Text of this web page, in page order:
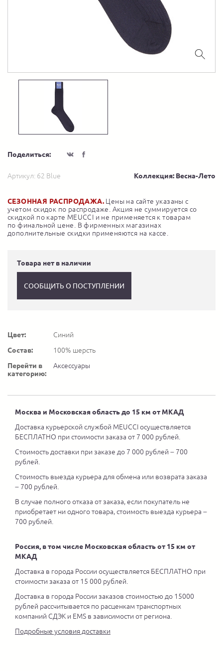
Поделиться:
Артикул: 62 Blue Коллекция: Весна-Лето
СЕЗОННАЯ РАСПРОДАЖА. Цены на сайте указаны с
учетом скидок по распродаже. Акция не суммируется со
скидкой по карте MEUCCI и не применяется к товарам
по финальной цене. В фирменных магазинах
дополнительные скидки применяются на кассе.
Товара нет в наличии
СООБЩИТЬ О ПОСТУПЛЕНИИ
Цвет:
Синий
Состав:
100% шерсть
Перейти в
категорию:
Аксессуары
Москва и Московская область до 15 км от МКАД
Доставка курьерской службой MEUCCI осуществляется
БЕСПЛАТНО при стоимости заказа от 7 000 рублей.
Стоимость доставки при заказе до 7 000 рублей – 700
рублей.
Стоимость выезда курьера для обмена или возврата заказа
– 700 рублей.
В случае полного отказа от заказа, если покупатель не
приобретает ни одного товара, стоимость выезда курьера –
700 рублей.
Россия, в том числе Московская область от 15 км от
МКАД
Доставка в города России осуществляется БЕСПЛАТНО при
стоимости заказа от 15 000 рублей.
Доставка в города России заказов стоимостью до 15000
рублей рассчитывается по расценкам транспортных
компаний СДЭК и EMS в зависимости от региона.
Подробные условия доставки